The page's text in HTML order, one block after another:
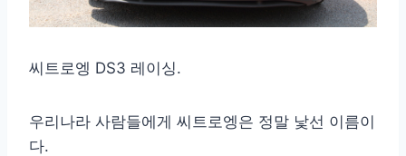
씨트로엥 DS3 레이싱.
우리나라 사람들에게 씨트로엥은 정말 낯선 이름이
다.